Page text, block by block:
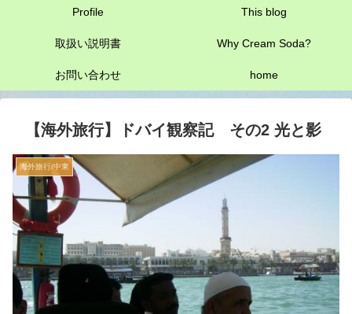
Profile This blog
取扱い説明書 Why Cream Soda?
お問い合わせ home
【海外旅行】ドバイ観察記 その2 光と影
海外旅行/中東